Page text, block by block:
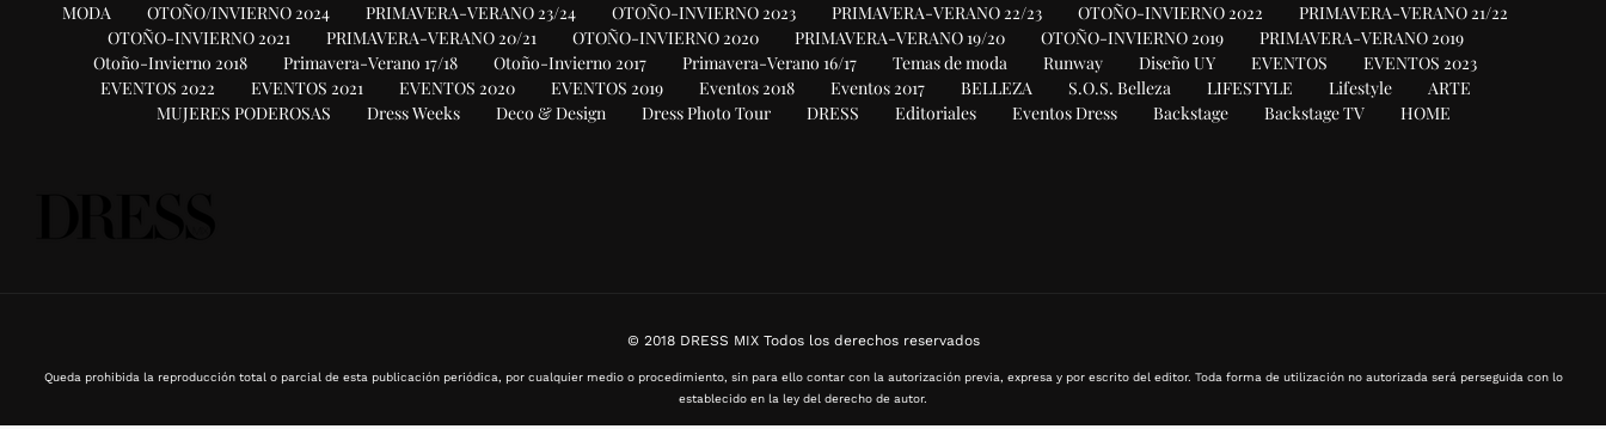
MODA OTOÑO/INVIERNO 2024 PRIMAVERA-VERANO 23/24 OTOÑO-INVIERNO 2023 PRIMAVERA-VERANO 22/23 OTOÑO-INVIERNO 2022
PRIMAVERA-VERANO 21/22
OTOÑO-INVIERNO 2021
PRIMAVERA-VERANO 20/21 OTOÑO-INVIERNO 2020 PRIMAVERA-VERANO 19/20 OTOÑO-INVIERNO 2019
PRIMAVERA-VERANO 2019
Otoño-Invierno 2018
Primavera-Verano 17/18 Otoño-Invierno 2017 Primavera-Verano 16/17 Temas de moda Runway Diseño UY EVENTOS
EVENTOS 2023
EVENTOS 2022
EVENTOS 2021 EVENTOS 2020 EVENTOS 2019 Eventos 2018 Eventos 2017 BELLEZA S.O.S. Belleza LIFESTYLE Lifestyle
ARTE
MUJERES PODEROSAS
Dress Weeks Deco & Design Dress Photo Tour DRESS Editoriales Eventos Dress Backstage Backstage TV HOME
© 2018 DRESS MIX Todos los derechos reservados
Queda prohibida la reproducción total o parcial de esta publicación periódica, por cualquier medio o procedimiento, sin para ello contar con la autorización previa, expresa y por escrito del editor. Toda forma de utilización no autorizada será perseguida con lo
establecido en la ley del derecho de autor.